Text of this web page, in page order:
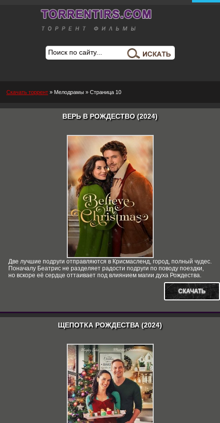
Скачать торрент » Мелодрамы » Страница 10
ВЕРЬ В РОЖДЕСТВО (2024)
Две лучшие подруги отправляются в Крисмасленд, город, полный чудес.
Поначалу Беатрис не разделяет радости подруги по поводу поездки,
но вскоре её сердце оттаивает под влиянием магии духа Рождества.
СКАЧАТЬ
ЩЕПОТКА РОЖДЕСТВА (2024)